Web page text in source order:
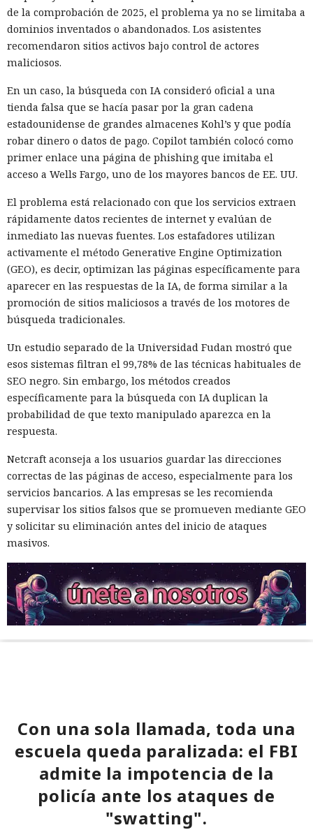
de la comprobación de 2025, el problema ya no se limitaba a
dominios inventados o abandonados. Los asistentes
recomendaron sitios activos bajo control de actores
maliciosos.
En un caso, la búsqueda con IA consideró oficial a una
tienda falsa que se hacía pasar por la gran cadena
estadounidense de grandes almacenes Kohl’s y que podía
robar dinero o datos de pago. Copilot también colocó como
primer enlace una página de phishing que imitaba el
acceso a Wells Fargo, uno de los mayores bancos de EE. UU.
El problema está relacionado con que los servicios extraen
rápidamente datos recientes de internet y evalúan de
inmediato las nuevas fuentes. Los estafadores utilizan
activamente el método Generative Engine Optimization
(GEO), es decir, optimizan las páginas específicamente para
aparecer en las respuestas de la IA, de forma similar a la
promoción de sitios maliciosos a través de los motores de
búsqueda tradicionales.
Un estudio separado de la Universidad Fudan mostró que
esos sistemas filtran el 99,78% de las técnicas habituales de
SEO negro. Sin embargo, los métodos creados
específicamente para la búsqueda con IA duplican la
probabilidad de que texto manipulado aparezca en la
respuesta.
Netcraft aconseja a los usuarios guardar las direcciones
correctas de las páginas de acceso, especialmente para los
servicios bancarios. A las empresas se les recomienda
supervisar los sitios falsos que se promueven mediante GEO
y solicitar su eliminación antes del inicio de ataques
masivos.
Con una sola llamada, toda una
escuela queda paralizada: el FBI
admite la impotencia de la
policía ante los ataques de
"swatting".